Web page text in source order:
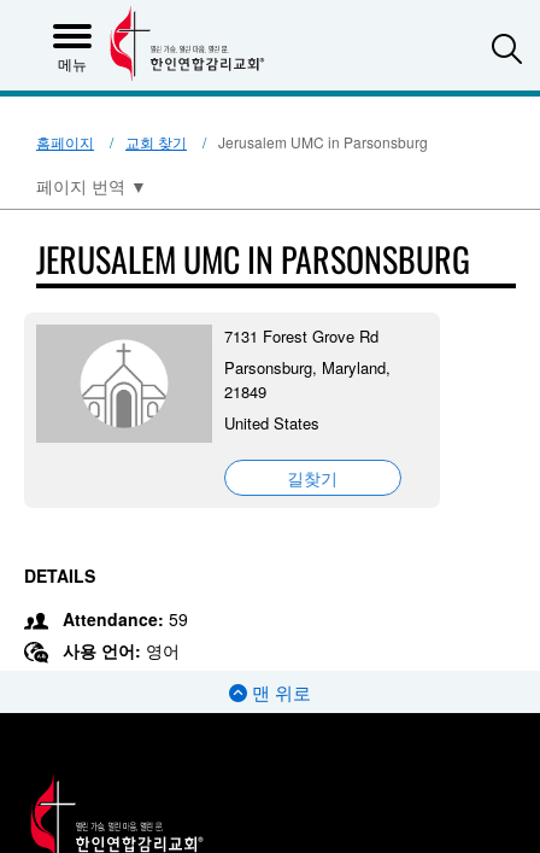
메뉴
홈페이지 교회 찾기 Jerusalem UMC in Parsonsburg
페이지 번역 ▼
JERUSALEM UMC IN PARSONSBURG
7131 Forest Grove Rd
Parsonsburg, Maryland,
21849
United States
길찾기
DETAILS
Attendance: 59
사용 언어: 영어
맨 위로